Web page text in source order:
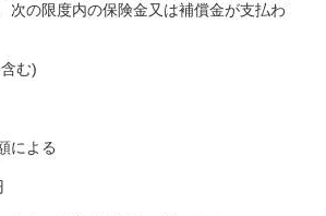
次の限度内の保険金又は補償金が支払わ
む)
による